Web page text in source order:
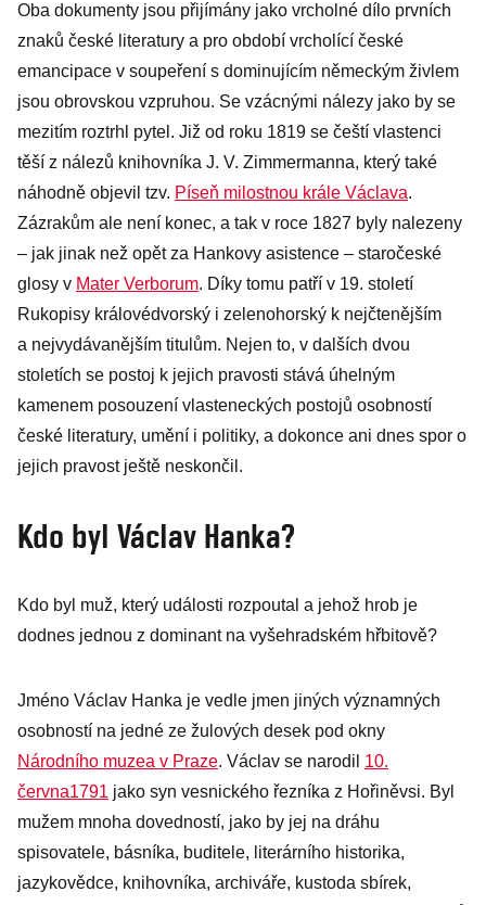
tureckých vojsk,
ale i kávu
Oba dokumenty jsou přijímány jako vrcholné dílo prvních
znaků české literatury a pro období vrcholící české
emancipace v soupeření s dominujícím německým živlem
jsou obrovskou vzpruhou. Se vzácnými nálezy jako by se
mezitím roztrhl pytel. Již od roku 1819 se čeští vlastenci
těší z nálezů knihovníka J. V. Zimmermanna, který také
náhodně objevil tzv. Píseň milostnou krále Václava.
Zázrakům ale není konec, a tak v roce 1827 byly nalezeny
– jak jinak než opět za Hankovy asistence – staročeské
glosy v Mater Verborum. Díky tomu patří v 19. století
Rukopisy královédvorský i zelenohorský k nejčtenějším
a nejvydávanějším titulům. Nejen to, v dalších dvou
stoletích se postoj k jejich pravosti stává úhelným
kamenem posouzení vlasteneckých postojů osobností
české literatury, umění i politiky, a dokonce ani dnes spor o
jejich pravost ještě neskončil.
Kdo byl Václav Hanka?
Kdo byl muž, který události rozpoutal a jehož hrob je
dodnes jednou z dominant na vyšehradském hřbitově?
Jméno Václav Hanka je vedle jmen jiných významných
osobností na jedné ze žulových desek pod okny
Národního muzea v Praze. Václav se narodil 10.
června1791 jako syn vesnického řezníka z Hořiněvsi. Byl
mužem mnoha dovedností, jako by jej na dráhu
spisovatele, básníka, buditele, literárního historika,
jazykovědce, knihovníka, archiváře, kustoda sbírek,